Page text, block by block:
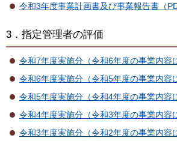
令和3年度事業計画書及び事業報告書（
3．指定管理者の評価
令和7年度実施分（令和6年度の事業内容
令和6年度実施分（令和5年度の事業内容
令和5年度実施分（令和4年度の事業内容
令和4年度実施分（令和3年度の事業内容
令和3年度実施分（令和2年度の事業内容